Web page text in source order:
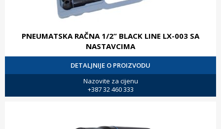
PNEUMATSKA RAČNA 1/2” BLACK LINE LX-003 SA
NASTAVCIMA
DETALJNIJE O PROIZVODU
Nazovite za cijenu
+387 32 460 333